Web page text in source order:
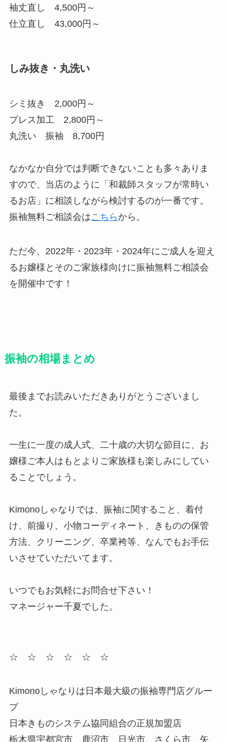
袖丈直し 4,500円～
仕立直し 43,000円～
しみ抜き・丸洗い
シミ抜き 2,000円～
プレス加工 2,800円～
丸洗い 振袖 8,700円
なかなか自分では判断できないことも多々ありま
すので、当店のように「和裁師スタッフが常時い
るお店」に相談しながら検討するのが一番です。
振袖無料ご相談会はこちら から。
ただ今、2022年・2023年・2024年にご成人を迎え
るお嬢様とそのご家族様向けに振袖無料ご相談会
を開催中です！
振袖の相場まとめ
最後までお読みいただきありがとうございまし
た。
一生に一度の成人式、二十歳の大切な節目に、お
嬢様ご本人はもとよりご家族様も楽しみにしてい
ることでしょう。
Kimonoしゃなりでは、振袖に関すること、着付
け、前撮り、小物コーディネート、きものの保管
方法、クリーニング、卒業袴等、なんでもお手伝
いさせていただいてます。
いつでもお気軽にお問合せ下さい！
マネージャー千夏でした。
☆ ☆ ☆ ☆ ☆ ☆
Kimonoしゃなりは日本最大級の振袖専門店グルー
プ
日本きものシステム協同組合の正規加盟店
栃木県宇都宮市、鹿沼市、日光市、さくら市、矢